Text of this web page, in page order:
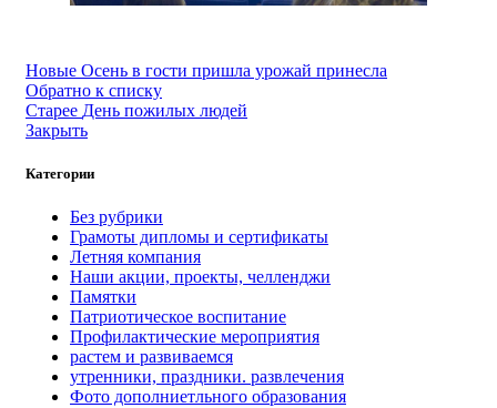
Новые Осень в гости пришла урожай принесла
Обратно к списку
Старее День пожилых людей
Закрыть
Категории
Без рубрики
Грамоты дипломы и сертификаты
Летняя компания
Наши акции, проекты, челленджи
Памятки
Патриотическое воспитание
Профилактические мероприятия
растем и развиваемся
утренники, праздники. развлечения
Фото дополниетльного образования